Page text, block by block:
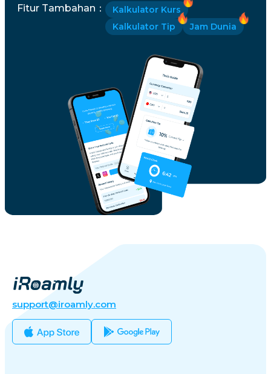
Fitur Tambahan ：
Kalkulator Kurs
Kalkulator Tip
Jam Dunia
support@iroamly.com